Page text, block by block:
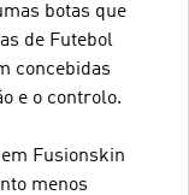
botas que
de Futebol
concebidas
e o controlo.
Fusionskin
menos